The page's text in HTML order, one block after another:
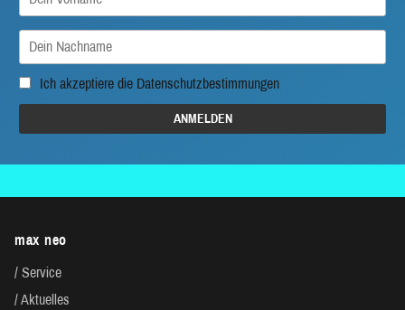
Ich akzeptiere die Datenschutzbestimmungen
max neo
Service
Aktuelles